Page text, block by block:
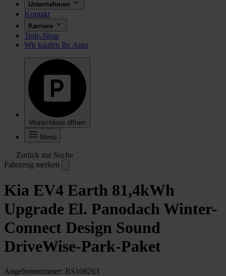
Unternehmen
Kontakt
Karriere
Teile-Shop
Wir kaufen Ihr Auto
Wunschliste öffnen
Menü
Zurück zur Suche
Fahrzeug merken
Kia EV4 Earth 81,4kWh
Upgrade El. Panodach Winter-
Connect Design Sound
DriveWise-Park-Paket
Angebotsnummer: BS108263